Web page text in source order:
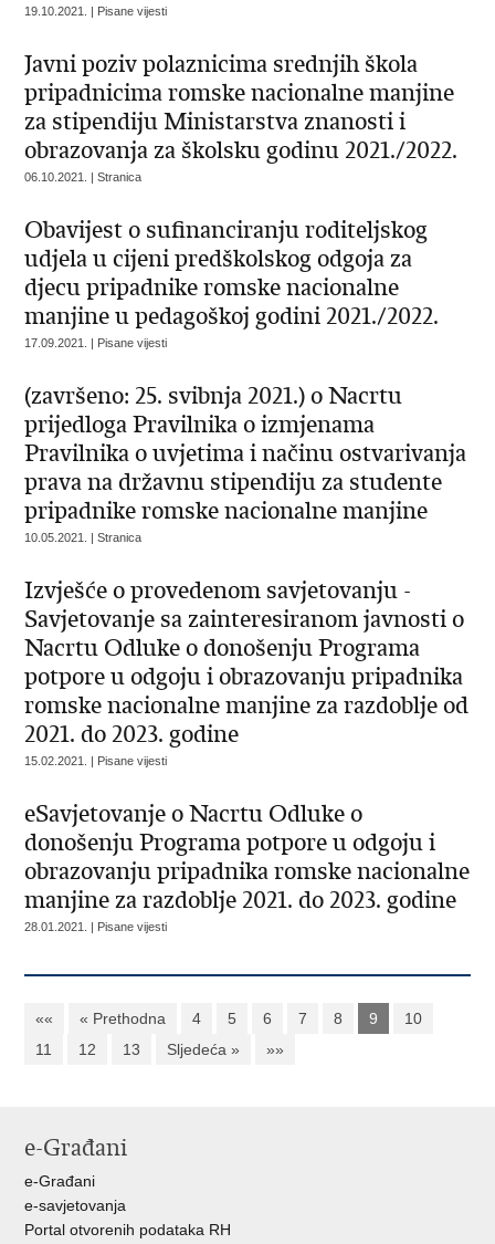
19.10.2021. | Pisane vijesti
Javni poziv polaznicima srednjih škola
pripadnicima romske nacionalne manjine
za stipendiju Ministarstva znanosti i
obrazovanja za školsku godinu 2021./2022.
06.10.2021. | Stranica
Obavijest o sufinanciranju roditeljskog
udjela u cijeni predškolskog odgoja za
djecu pripadnike romske nacionalne
manjine u pedagoškoj godini 2021./2022.
17.09.2021. | Pisane vijesti
(završeno: 25. svibnja 2021.) o Nacrtu
prijedloga Pravilnika o izmjenama
Pravilnika o uvjetima i načinu ostvarivanja
prava na državnu stipendiju za studente
pripadnike romske nacionalne manjine
10.05.2021. | Stranica
Izvješće o provedenom savjetovanju -
Savjetovanje sa zainteresiranom javnosti o
Nacrtu Odluke o donošenju Programa
potpore u odgoju i obrazovanju pripadnika
romske nacionalne manjine za razdoblje od
2021. do 2023. godine
15.02.2021. | Pisane vijesti
eSavjetovanje o Nacrtu Odluke o
donošenju Programa potpore u odgoju i
obrazovanju pripadnika romske nacionalne
manjine za razdoblje 2021. do 2023. godine
28.01.2021. | Pisane vijesti
«« « Prethodna 4 5 6 7 8 9
10
11
12 13 Sljedeća » »»
e-Građani
e-Građani
e-savjetovanja
Portal otvorenih podataka RH